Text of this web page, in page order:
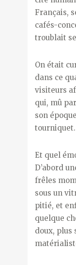
Français,
cafés-
troublait
On était
dans ce
visiteurs
qui, mû
son
tourniquet.
Et quel
D’abord
frêles
sous un
pitié, et
quelque
doux, plus